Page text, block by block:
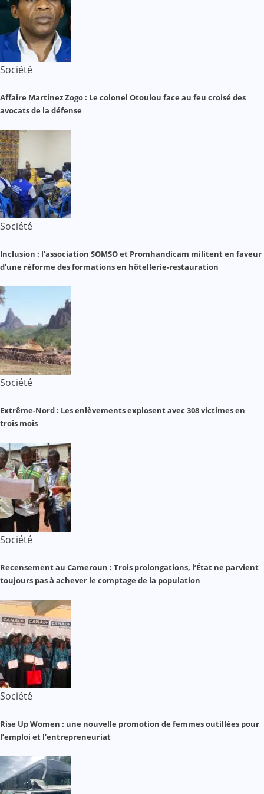
Société
Affaire Martinez Zogo : Le colonel Otoulou face au feu croisé des
avocats de la défense
Société
Inclusion : l’association SOMSO et Promhandicam militent en faveur
d’une réforme des formations en hôtellerie-restauration
Société
Extrême-Nord : Les enlèvements explosent avec 308 victimes en
trois mois
Société
Recensement au Cameroun : Trois prolongations, l’État ne parvient
toujours pas à achever le comptage de la population
Société
Rise Up Women : une nouvelle promotion de femmes outillées pour
l’emploi et l’entrepreneuriat